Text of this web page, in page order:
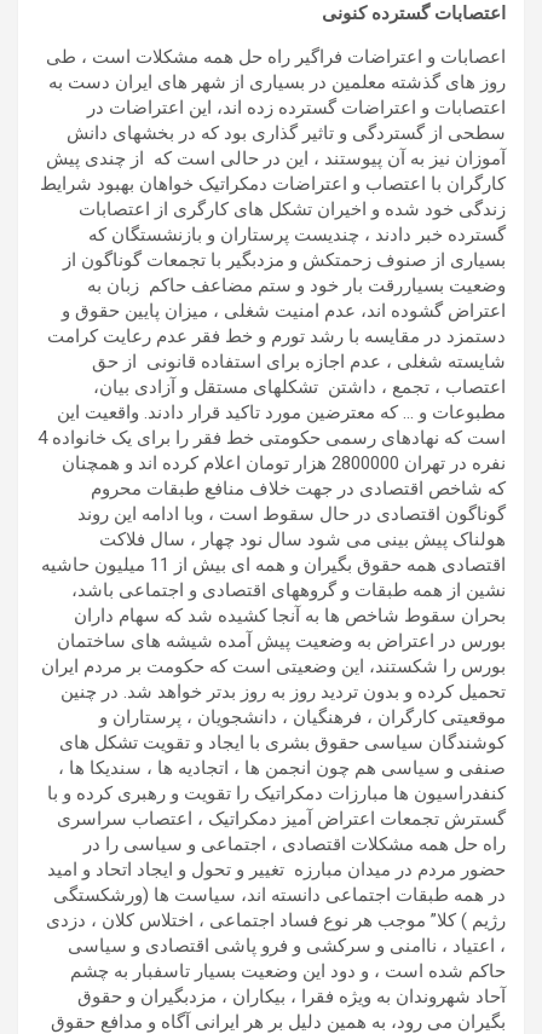
اعتصابات گسترده کنونی
اعصابات و اعتراضات فراگیر راه حل همه مشکلات است ، طی
روز های گذشته معلمین در بسیاری از شهر های ایران دست به
اعتصابات و اعتراضات گسترده زده اند، این اعتراضات در
سطحی از گستردگی و تاثیر گذاری بود که در بخشهای دانش
آموزان نیز به آن پیوستند ، این در حالی است که از چندی پیش
کارگران با اعتصاب و اعتراضات دمکراتیک خواهان بهبود شرایط
زندگی خود شده و اخیران تشکل های کارگری از اعتصابات
گسترده خبر دادند ، چندیست پرستاران و بازنشستگان که
بسیاری از صنوف زحمتکش و مزدبگیر با تجمعات گوناگون از
وضعیت بسیاررقت بار خود و ستم مضاعف حاکم زبان به
اعتراض گشوده اند، عدم امنیت شغلی ، میزان پایین حقوق و
دستمزد در مقایسه با رشد تورم و خط فقر عدم رعایت کرامت
شایسته شغلی ، عدم اجازه برای استفاده قانونی از حق
اعتصاب ، تجمع ، داشتن تشکلهای مستقل و آزادی بیان،
مطبوعات و … که معترضین مورد تاکید قرار دادند. واقعیت این
است که نهادهای رسمی حکومتی خط فقر را برای یک خانواده 4
نفره در تهران 2800000 هزار تومان اعلام کرده اند و همچنان
که شاخص اقتصادی در جهت خلاف منافع طبقات محروم
گوناگون اقتصادی در حال سقوط است ، وبا ادامه این روند
هولناک پیش بینی می شود سال نود چهار ، سال فلاکت
اقتصادی همه حقوق بگیران و همه ای بیش از 11 میلیون حاشیه
نشین از همه طبقات و گروههای اقتصادی و اجتماعی باشد،
بحران سقوط شاخص ها به آنجا کشیده شد که سهام داران
بورس در اعتراض به وضعیت پیش آمده شیشه های ساختمان
بورس را شکستند، این وضعیتی است که حکومت بر مردم ایران
تحمیل کرده و بدون تردید روز به روز بدتر خواهد شد. در چنین
موقعیتی کارگران ، فرهنگیان ، دانشجویان ، پرستاران و
کوشندگان سیاسی حقوق بشری با ایجاد و تقویت تشکل های
صنفی و سیاسی هم چون انجمن ها ، اتجادیه ها ، سندیکا ها ،
کنفدراسیون ها مبارزات دمکراتیک را تقویت و رهبری کرده و با
گسترش تجمعات اعتراض آمیز دمکراتیک ، اعتصاب سراسری
راه حل همه مشکلات اقتصادی ، اجتماعی و سیاسی را در
حضور مردم در میدان مبارزه تغییر و تحول و ایجاد اتحاد و امید
در همه طبقات اجتماعی دانسته اند، سیاست ها (ورشکستگی
رژیم ) کلا” موجب هر نوع فساد اجتماعی ، اختلاس کلان ، دزدی
، اعتیاد ، ناامنی و سرکشی و فرو پاشی اقتصادی و سیاسی
حاکم شده است ، و دود این وضعیت بسیار تاسفبار به چشم
آحاد شهروندان به ویژه فقرا ، بیکاران ، مزدبگیران و حقوق
بگیران می رود، به همین دلیل بر هر ایرانی آگاه و مدافع حقوق